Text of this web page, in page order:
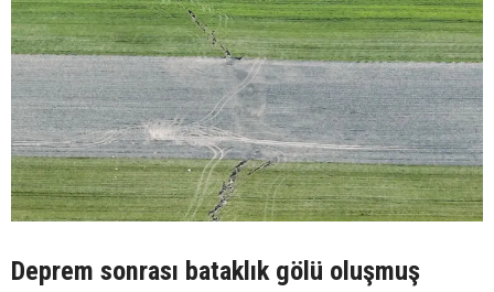
Deprem sonrası bataklık gölü oluşmuş